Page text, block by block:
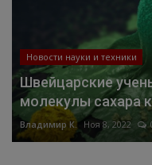
Новости науки и техники
Швейцарские
молекулы сахара
Владимир К. Ноя 8, 2022